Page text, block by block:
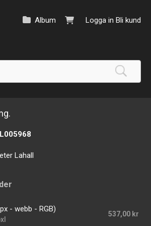
Logga in Bli kund
Album
Lahall
- webb - RGB)
537,00 kr